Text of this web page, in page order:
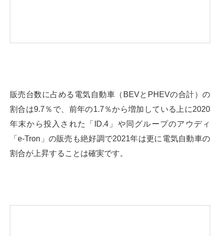
販売台数に占める電気自動車（BEVとPHEVの合計）の
割合は9.7％で、前年の1.7％から増加している上に2020
年末から投入された「ID.4」や同グループのアウディ
「e-Tron」の販売も絶好調で2021年は更に電気自動車の
割合が上昇することは確実です。